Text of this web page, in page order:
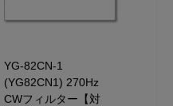
YG-82CN-1
(YG82CN1) 270Hz
CWフィルター【対